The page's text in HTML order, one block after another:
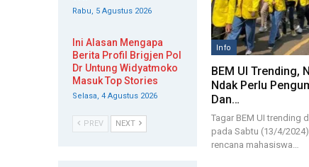
Info
BEM UI Trending,
Ndak Perlu
Dan…
Tagar BEM UI trending
pada Sabtu (13/4/
rencana mahasiswa…
Rabu, 5 Agustus 2026
Ini Alasan Mengapa
Berita Profil Brigjen Pol
Dr Untung Widyatmoko
Masuk Top Stories
Selasa, 4 Agustus 2026
PREV NEXT